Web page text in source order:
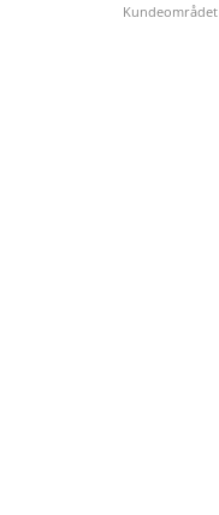
Kundeområdet